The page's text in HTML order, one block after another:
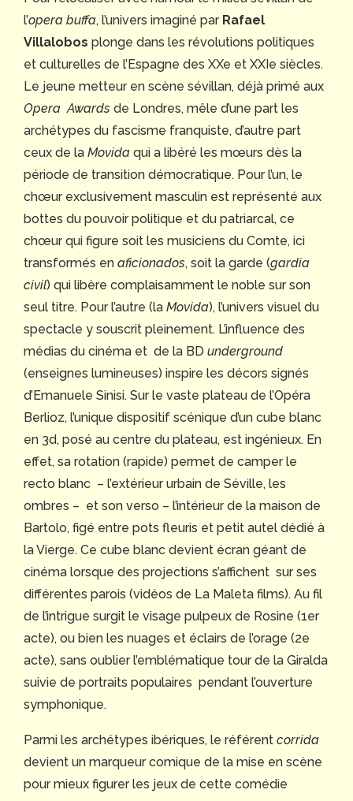
l’opera buffa, l’univers imaginé par Rafael
Villalobos plonge dans les révolutions politiques
et culturelles de l’Espagne des XXe et XXIe siècles.
Le jeune metteur en scène sévillan, déjà primé aux
Opera Awards de Londres, mêle d’une part les
archétypes du fascisme franquiste, d’autre part
ceux de la Movida qui a libéré les mœurs dès la
période de transition démocratique. Pour l’un, le
chœur exclusivement masculin est représenté aux
bottes du pouvoir politique et du patriarcal, ce
chœur qui figure soit les musiciens du Comte, ici
transformés en aficionados, soit la garde (gardia
civil) qui libère complaisamment le noble sur son
seul titre. Pour l’autre (la Movida), l’univers visuel du
spectacle y souscrit pleinement. L’influence des
médias du cinéma et de la BD underground
(enseignes lumineuses) inspire les décors signés
d’Emanuele Sinisi. Sur le vaste plateau de l’Opéra
Berlioz, l’unique dispositif scénique d’un cube blanc
en 3d, posé au centre du plateau, est ingénieux. En
effet, sa rotation (rapide) permet de camper le
recto blanc – l’extérieur urbain de Séville, les
ombres – et son verso – l’intérieur de la maison de
Bartolo, figé entre pots fleuris et petit autel dédié à
la Vierge. Ce cube blanc devient écran géant de
cinéma lorsque des projections s’affichent sur ses
différentes parois (vidéos de La Maleta films). Au fil
de l’intrigue surgit le visage pulpeux de Rosine (1er
acte), ou bien les nuages et éclairs de l’orage (2e
acte), sans oublier l’emblématique tour de la Giralda
suivie de portraits populaires pendant l’ouverture
symphonique.
Parmi les archétypes ibériques, le référent corrida
devient un marqueur comique de la mise en scène
pour mieux figurer les jeux de cette comédie